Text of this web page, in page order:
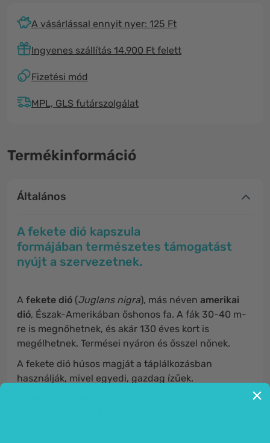
A vásárlással ennyit nyer: 125 Ft
Ingyenes szállítás 14.900 Ft felett
Fizetési mód
MPL, GLS futárszolgálat
Termékinformáció
Általános
A fekete dió kapszula
formájában természetes támogatást
nyújt a szervezetnek.
A fekete dió (Juglans nigra), más néven amerikai
dió, Észak-Amerikában őshonos fa. A fák 30-40 m-
re is megnőhetnek, és akár 130 éves kort is
megélhetnek. Termései nyáron és ősszel nőnek.
A fekete dió húsos magját a táplálkozásban
használják, mivel egyedi, gazdag ízűek.